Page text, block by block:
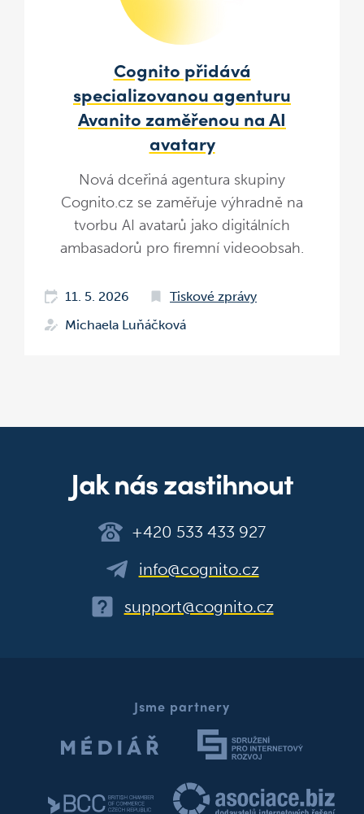
Cognito přidává
specializovanou agenturu
Avanito zaměřenou na AI
avatary
Nová dceřiná agentura skupiny
Cognito.cz se zaměřuje výhradně na
tvorbu AI avatarů jako digitálních
ambasadorů pro firemní videoobsah.
11. 5. 2026
Tiskové zprávy
Michaela Luňáčková
Jak nás zastihnout
+420 533 433 927
info@cognito.cz
support@cognito.cz
Jsme partnery